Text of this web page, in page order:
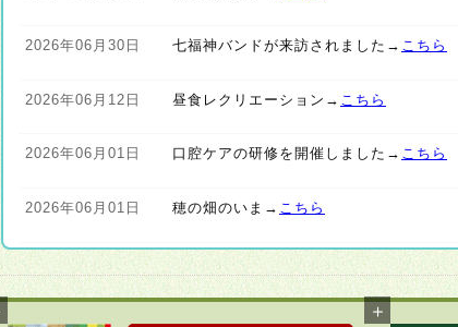
2026年06月30日 七福神バンドが来訪されました→ こちら
2026年06月12日 昼食レクリエーション→ こちら
2026年06月01日 口腔ケアの研修を開催しました→ こちら
2026年06月01日 穂の畑のいま→ こちら
2026年04月22日 新着情報があります→こちら